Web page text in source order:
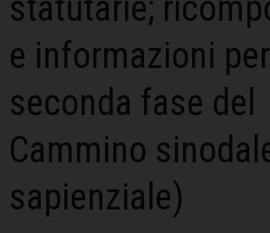
statutarie;
e informazioni
seconda fase del
Cammino
sapienziale)